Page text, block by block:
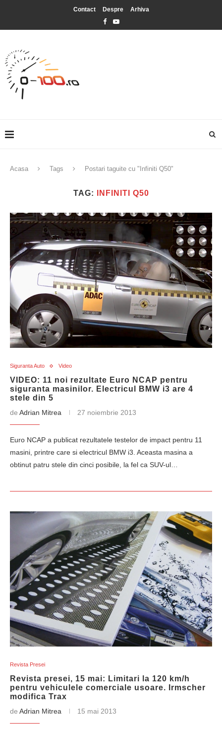
Contact Despre Arhiva
Acasa Tags Postari taguite cu "Infiniti Q50"
TAG: INFINITI Q50
Siguranta Auto Video
VIDEO: 11 noi rezultate Euro NCAP pentru
siguranta masinilor. Electricul BMW i3 are 4
stele din 5
de Adrian Mitrea 27 noiembrie 2013
Euro NCAP a publicat rezultatele testelor de impact pentru 11
masini, printre care si electricul BMW i3. Aceasta masina a
obtinut patru stele din cinci posibile, la fel ca SUV-ul…
Revista Presei
Revista presei, 15 mai: Limitari la 120 km/h
pentru vehiculele comerciale usoare. Irmscher
modifica Trax
de Adrian Mitrea 15 mai 2013